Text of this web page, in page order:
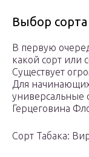
Выбор сорта
В первую
какой сорт или
Существует
Для
универсальные
Герцеговина
Сорт Табака: